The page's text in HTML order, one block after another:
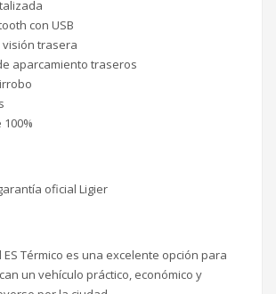
con USB
visión trasera
aparcamiento traseros
oficial Ligier
ES Térmico es una excelente opción para
un vehículo práctico, económico y